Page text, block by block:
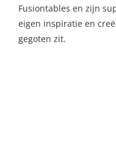
Fusiontables en zijn
eigen inspiratie en
gegoten zit.